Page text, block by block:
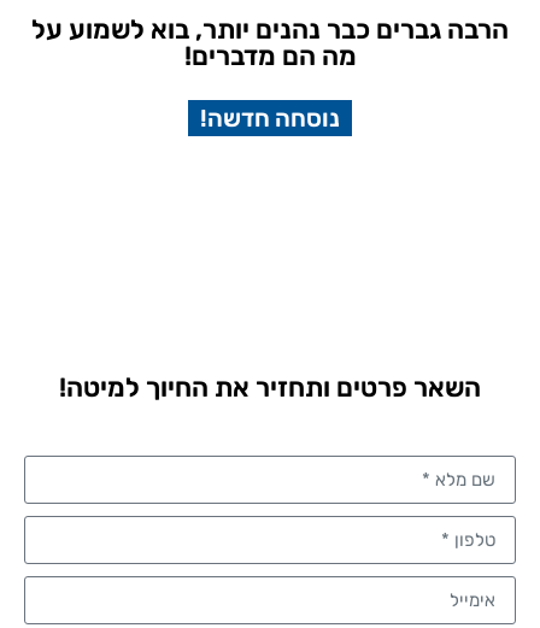
הרבה גברים כבר נהנים יותר, בוא לשמוע על
מה הם מדברים!
נוסחה חדשה!
השאר פרטים ותחזיר את החיוך למיטה!